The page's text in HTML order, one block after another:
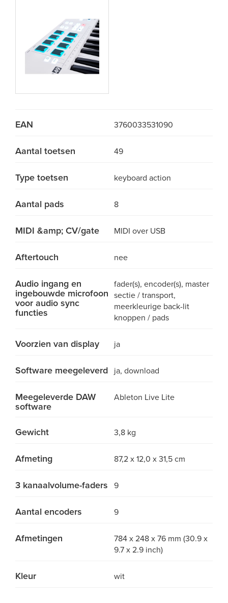
EAN 3760033531090
Aantal toetsen 49
Type toetsen keyboard action
Aantal pads 8
MIDI &amp; CV/gate MIDI over USB
Aftertouch nee
Audio ingang en
ingebouwde microfoon
voor audio sync
functies
fader(s), encoder(s), master
sectie / transport,
meerkleurige back-lit
knoppen / pads
Voorzien van display ja
Software meegeleverd ja, download
Meegeleverde DAW
software
Ableton Live Lite
Gewicht 3,8 kg
Afmeting 87,2 x 12,0 x 31,5 cm
3 kanaalvolume-faders 9
Aantal encoders 9
Afmetingen
784 x 248 x 76 mm (30.9 x
9.7 x 2.9 inch)
Kleur wit